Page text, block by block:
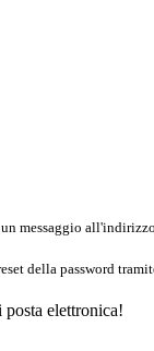
messaggio
della password
elettronica!